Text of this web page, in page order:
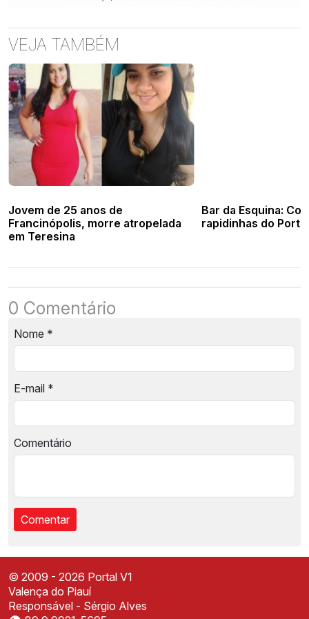
VEJA TAMBÉM
Jovem de 25 anos de
Francinópolis, morre atropelada
em Teresina
Bar da Esquina:
rapidinhas do
0 Comentário
Nome *
E-mail *
Comentário
© 2009 - 2026 Portal V1
Valença do Piauí
Responsável - Sérgio Alves